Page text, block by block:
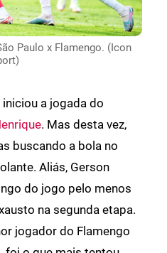
Paulo x Flamengo. (Icon
a jogada do
. Mas desta vez,
buscando a bola no
Aliás, Gerson
do jogo pelo menos
na segunda etapa.
jogador do Flamengo